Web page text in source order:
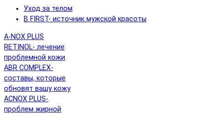
Уход за телом
B FIRST- источник мужской красоты
A-NOX PLUS
RETINOL- лечение
проблемной кожи
ABR COMPLEX-
составы, которые
обновят вашу кожу
ACNOX PLUS-
проблем жирной